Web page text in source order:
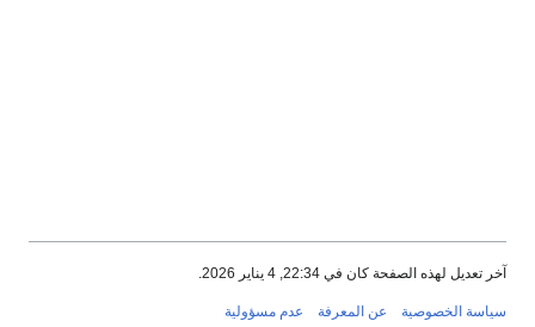
آخر تعديل لهذه الصفحة كان في 22:34, 4 يناير 2026.
سياسة الخصوصية عن المعرفة عدم مسؤولية